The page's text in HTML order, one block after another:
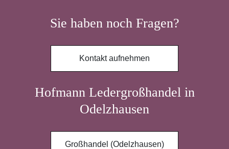
Sie haben noch Fragen?
Kontakt aufnehmen
Hofmann Ledergroßhandel in
Odelzhausen
Großhandel (Odelzhausen)